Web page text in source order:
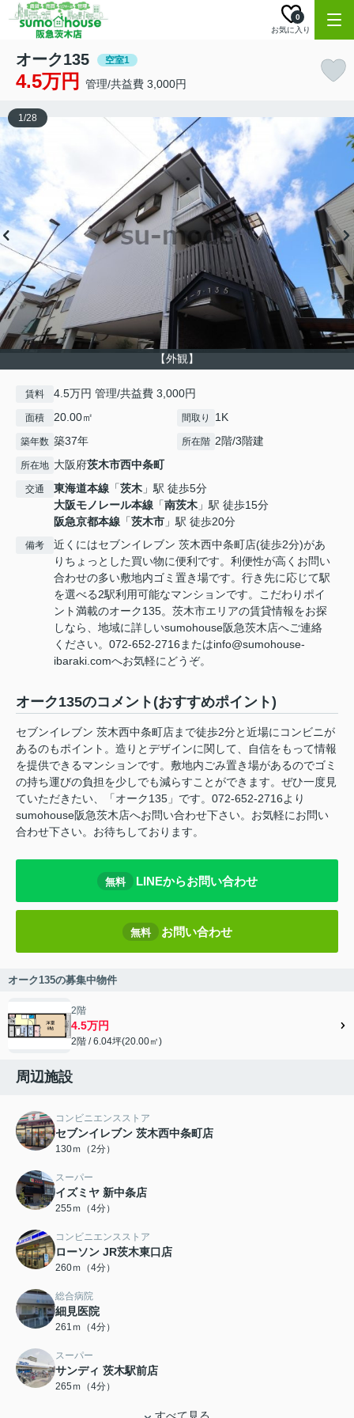
お気に入り
0
オーク135 空室1
4.5万円 管理/共益費 3,000円
【外観】
1/28
賃料 4.5万円 管理/共益費 3,000円
面積 20.00㎡ 間取り 1K
築年数 築37年 所在階 2階/3階建
所在地 大阪府茨木市西中条町
交通 東海道本線 「茨木 」駅 徒歩5分
大阪モノレール本線 「南茨木 」駅 徒歩15分
阪急京都本線 「茨木市 」駅 徒歩20分
備考
近くにはセブンイレブン 茨木西中条町店(徒歩2分)があ
りちょっとした買い物に便利です。利便性が高くお問い
合わせの多い敷地内ゴミ置き場です。行き先に応じて駅
を選べる2駅利用可能なマンションです。こだわりポイ
ント満載のオーク135。茨木市エリアの賃貸情報をお探
しなら、地域に詳しいsumohouse阪急茨木店へご連絡
ください。072-652-2716またはinfo@sumohouse-
ibaraki.comへお気軽にどうぞ。
オーク135のコメント(おすすめポイント)
セブンイレブン 茨木西中条町店まで徒歩2分と近場にコンビニが
あるのもポイント。造りとデザインに関して、自信をもって情報
を提供できるマンションです。敷地内ごみ置き場があるのでゴミ
の持ち運びの負担を少しでも減らすことができます。ぜひ一度見
ていただきたい、「オーク135」です。072-652-2716より
sumohouse阪急茨木店へお問い合わせ下さい。お気軽にお問い
合わせ下さい。お待ちしております。
無料 LINEからお問い合わせ
無料 お問い合わせ
オーク135の募集中物件
2階
4.5万円
2階 / 6.04坪(20.00㎡)
周辺施設
コンビニエンスストア
セブンイレブン 茨木西中条町店
130ｍ（2分）
スーパー
イズミヤ 新中条店
255ｍ（4分）
コンビニエンスストア
ローソン JR茨木東口店
260ｍ（4分）
総合病院
細見医院
261ｍ（4分）
スーパー
サンディ 茨木駅前店
265ｍ（4分）